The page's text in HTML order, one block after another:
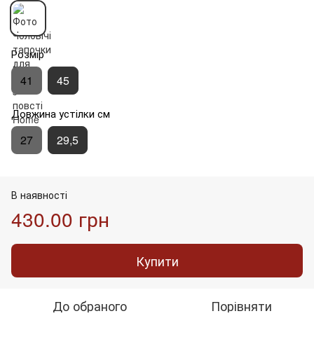
Розмір
41 45
Довжина устілки см
27 29,5
В наявності
430.00 грн
Купити
До обраного Порівняти